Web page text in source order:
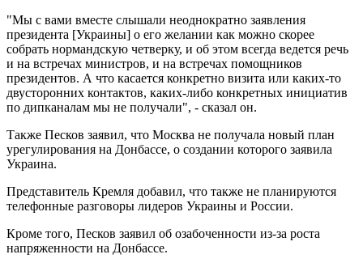
"Мы с вами вместе слышали неоднократно заявления
президента [Украины] о его желании как можно скорее
собрать нормандскую четверку, и об этом всегда ведется речь
и на встречах министров, и на встречах помощников
президентов. А что касается конкретно визита или каких-то
двусторонних контактов, каких-либо конкретных инициатив
по дипканалам мы не получали", - сказал он.
Также Песков заявил, что Москва не получала новый план
урегулирования на Донбассе, о создании которого заявила
Украина.
Представитель Кремля добавил, что также не планируются
телефонные разговоры лидеров Украины и России.
Кроме того, Песков заявил об озабоченности из-за роста
напряженности на Донбассе.